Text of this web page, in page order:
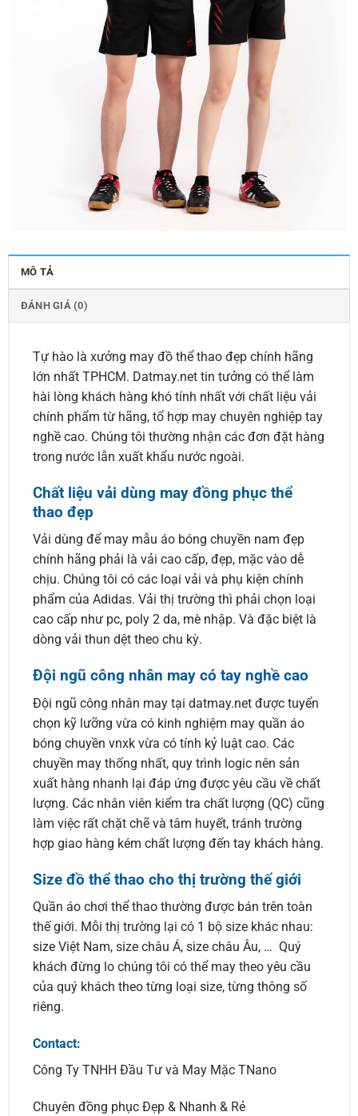
MÔ TẢ
ĐÁNH GIÁ (0)
Tự hào là xưởng may đồ thể thao đẹp chính hãng
lớn nhất TPHCM. Datmay.net tin tưởng có thể làm
hài lòng khách hàng khó tính nhất với chất liệu vải
chính phẩm từ hãng, tổ hợp may chuyên nghiệp tay
nghề cao. Chúng tôi thường nhận các đơn đặt hàng
trong nước lẫn xuất khẩu nước ngoài.
Chất liệu vải dùng may đồng phục thể
thao đẹp
Vải dùng để may mẫu áo bóng chuyền nam đẹp
chính hãng phải là vải cao cấp, đẹp, mặc vào dễ
chịu. Chúng tôi có các loại vải và phụ kiện chính
phẩm của Adidas. Vải thị trường thì phải chọn loại
cao cấp như pc, poly 2 da, mè nhập. Và đặc biệt là
dòng vải thun dệt theo chu kỳ.
Đội ngũ công nhân may có tay nghề cao
Đội ngũ công nhân may tại datmay.net được tuyển
chọn kỹ lưỡng vừa có kinh nghiệm may quần áo
bóng chuyền vnxk vừa có tính kỷ luật cao. Các
chuyền may thống nhất, quy trình logic nên sản
xuất hàng nhanh lại đáp ứng được yêu cầu về chất
lượng. Các nhân viên kiểm tra chất lượng (QC) cũng
làm việc rất chặt chẽ và tâm huyết, tránh trường
hợp giao hàng kém chất lượng đến tay khách hàng.
Size đồ thể thao cho thị trường thế giới
Quần áo chơi thể thao thường được bán trên toàn
thế giới. Mỗi thị trường lại có 1 bộ size khác nhau:
size Việt Nam, size châu Á, size châu Âu, … Quý
khách đừng lo chúng tôi có thể may theo yêu cầu
của quý khách theo từng loại size, từng thông số
riêng.
Contact:
Công Ty TNHH Đầu Tư và May Mặc TNano
Chuyên đồng phục Đẹp & Nhanh & Rẻ